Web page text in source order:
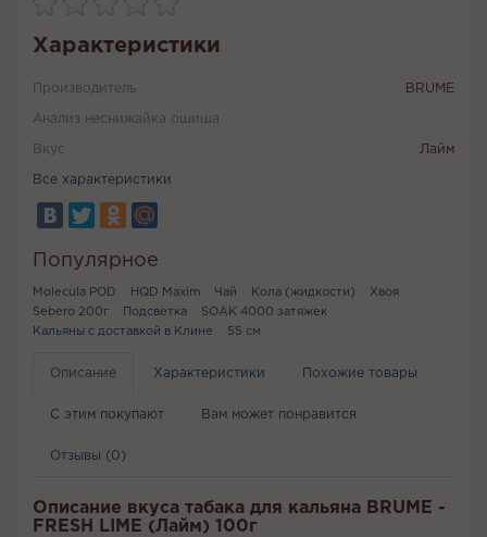
Характеристики
Производитель BRUME
Анализ неснижайка ошиша
Вкус Лайм
Все характеристики
Популярное
Molecula POD HQD Maxim Чай Кола (жидкости)
Хвоя
Sebero 200г
Подсветка
SOAK 4000 затяжек
Кальяны с доставкой в Клине
55 см
Описание Характеристики Похожие товары
С этим покупают Вам может понравится
Отзывы (0)
Описание вкуса табака для кальяна BRUME -
FRESH LIME (Лайм) 100г